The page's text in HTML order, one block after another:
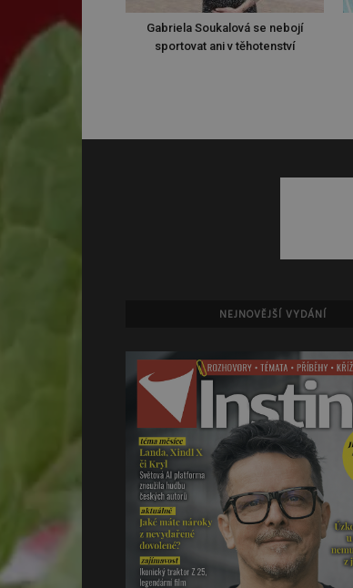
Gabriela Soukalová se nebojí
sportovat ani v těhotenství
NEJNOVĚJŠÍ VYDÁNÍ